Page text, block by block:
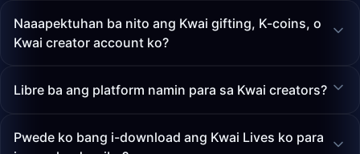
Naaapektuhan ba nito ang Kwai gifting, K-coins, o
Kwai creator account ko?
Libre ba ang platform namin para sa Kwai creators?
Pwede ko bang i-download ang Kwai Lives ko para